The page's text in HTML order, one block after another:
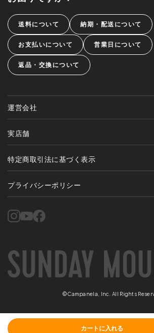
送料について 納期・配送について
お支払いについて 営業日について
返品・交換について
運営会社
実店舗
特定商取引法に基づく表示
プライバシーポリシー
©Campanela, Inc. All Rights
カートに入れる